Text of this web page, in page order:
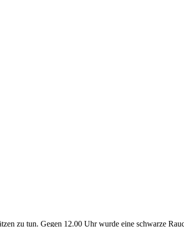
zu tun. Gegen 12.00 Uhr wurde eine schwarze